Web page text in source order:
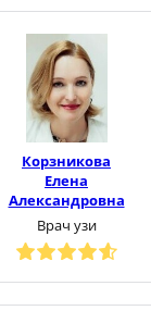
Корзникова
Елена
Александровна
Врач узи